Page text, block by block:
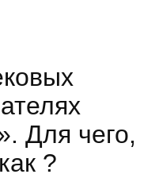
Для чего,
?